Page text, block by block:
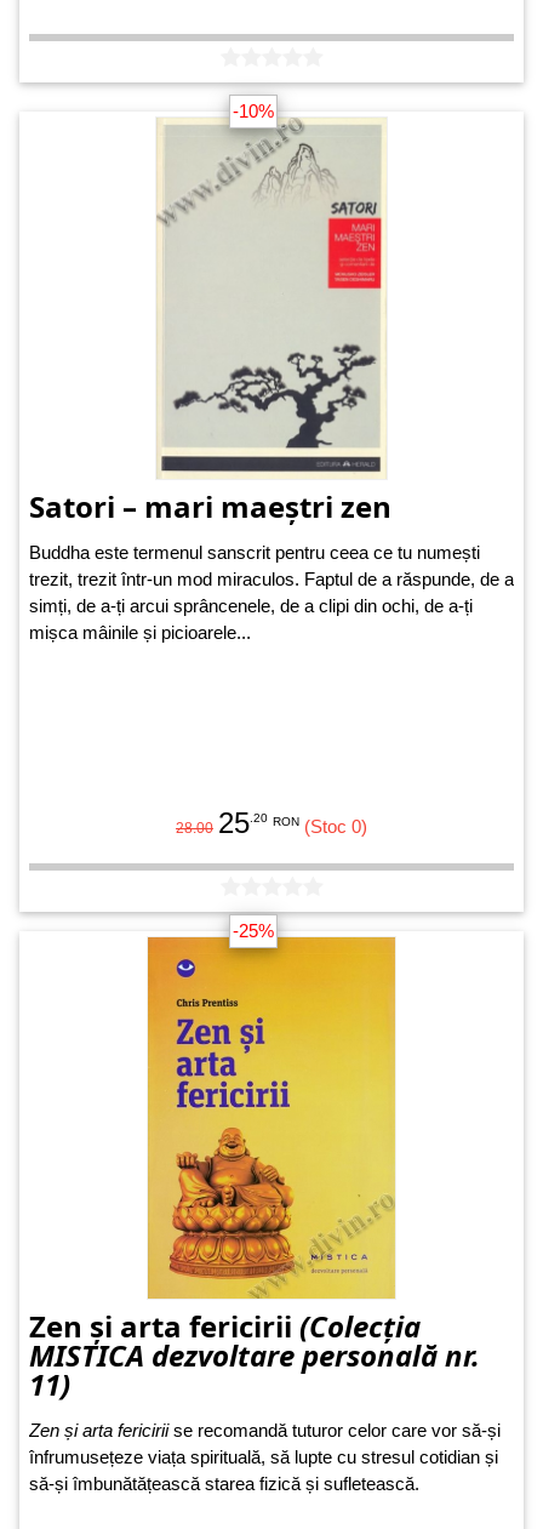
-10%
Satori – mari maeștri zen
Buddha este termenul sanscrit pentru ceea ce tu numești
trezit, trezit într-un mod miraculos. Faptul de a răspunde, de a
simți, de a-ți arcui sprâncenele, de a clipi din ochi, de a-ți
mișca mâinile și picioarele...
28.00 25 .20 RON (Stoc 0)
-25%
Zen și arta fericirii (Colecția
MISTICA dezvoltare personală nr.
11)
Zen și arta fericiriise recomandă tuturor celor care vor să-și
înfrumusețeze viața spirituală, să lupte cu stresul cotidian și
să-și îmbunătățească starea fizică și sufletească.